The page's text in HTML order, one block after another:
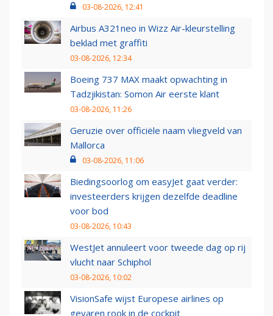
03-08-2026, 12:41
Airbus A321neo in Wizz Air-kleurstelling
beklad met graffiti
03-08-2026, 12:34
Boeing 737 MAX maakt opwachting in
Tadzjikistan: Somon Air eerste klant
03-08-2026, 11:26
Geruzie over officiële naam vliegveld van
Mallorca
03-08-2026, 11:06
Biedingsoorlog om easyJet gaat verder:
investeerders krijgen dezelfde deadline
voor bod
03-08-2026, 10:43
WestJet annuleert voor tweede dag op rij
vlucht naar Schiphol
03-08-2026, 10:02
VisionSafe wijst Europese airlines op
gevaren rook in de cockpit